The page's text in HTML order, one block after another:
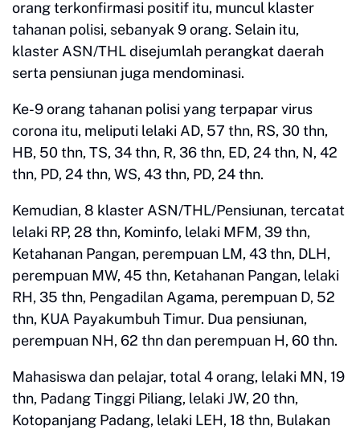
orang terkonfirmasi positif itu, muncul klaster
tahanan polisi, sebanyak 9 orang. Selain itu,
klaster ASN/THL disejumlah perangkat daerah
serta pensiunan juga mendominasi.
Ke-9 orang tahanan polisi yang terpapar virus
corona itu, meliputi lelaki AD, 57 thn, RS, 30 thn,
HB, 50 thn, TS, 34 thn, R, 36 thn, ED, 24 thn, N, 42
thn, PD, 24 thn, WS, 43 thn, PD, 24 thn.
Kemudian, 8 klaster ASN/THL/Pensiunan, tercatat
lelaki RP, 28 thn, Kominfo, lelaki MFM, 39 thn,
Ketahanan Pangan, perempuan LM, 43 thn, DLH,
perempuan MW, 45 thn, Ketahanan Pangan, lelaki
RH, 35 thn, Pengadilan Agama, perempuan D, 52
thn, KUA Payakumbuh Timur. Dua pensiunan,
perempuan NH, 62 thn dan perempuan H, 60 thn.
Mahasiswa dan pelajar, total 4 orang, lelaki MN, 19
thn, Padang Tinggi Piliang, lelaki JW, 20 thn,
Kotopanjang Padang, lelaki LEH, 18 thn, Bulakan